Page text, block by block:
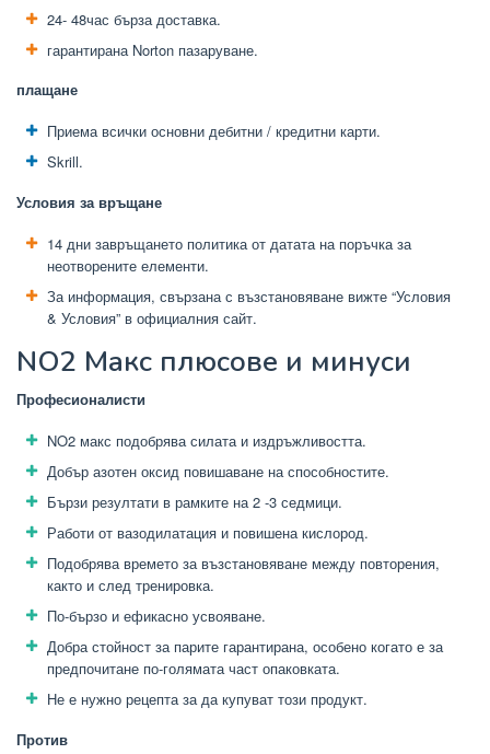
24- 48час бърза доставка.
гарантирана Norton пазаруване.
плащане
Приема всички основни дебитни / кредитни карти.
Skrill.
Условия за връщане
14 дни завръщането политика от датата на поръчка за
неотворените елементи.
За информация, свързана с възстановяване вижте “Условия
& Условия” в официалния сайт.
NO2 Макс плюсове и минуси
Професионалисти
NO2 макс подобрява силата и издръжливостта.
Добър азотен оксид повишаване на способностите.
Бързи резултати в рамките на 2 -3 седмици.
Работи от вазодилатация и повишена кислород.
Подобрява времето за възстановяване между повторения,
както и след тренировка.
По-бързо и ефикасно усвояване.
Добра стойност за парите гарантирана, особено когато е за
предпочитане по-голямата част опаковката.
Не е нужно рецепта за да купуват този продукт.
Против